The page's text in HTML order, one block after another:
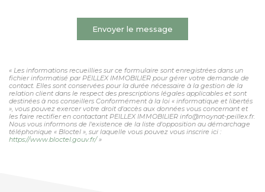
Envoyer le message
« Les informations recueillies sur ce formulaire sont enregistrées dans un
fichier informatisé par PEILLEX IMMOBILIER pour gérer votre demande de
contact. Elles sont conservées pour la durée nécessaire à la gestion de la
relation client dans le respect des prescriptions légales applicables et sont
destinées à nos conseillers Conformément à la loi « informatique et libertés
», vous pouvez exercer votre droit d'accès aux données vous concernant et
les faire rectifier en contactant PEILLEX IMMOBILIER info@moynat-peillex.fr.
Nous vous informons de l'existence de la liste d'opposition au démarchage
téléphonique « Bloctel », sur laquelle vous pouvez vous inscrire ici :
https://www.bloctel.gouv.fr/»